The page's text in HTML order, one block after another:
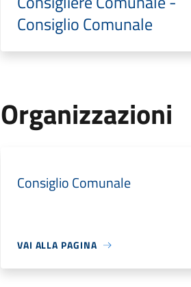
Consiglio Comunale
Organizzazioni
Consiglio Comunale
VAI ALLA PAGINA